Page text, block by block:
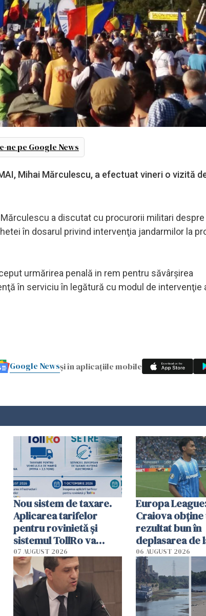
ne pe Google News
Mihai Mărculescu, a efectuat vineri o vizită
a discutat cu procurorii militari despre
în dosarul privind intervenţia jandarmilor la
urmărirea penală in rem pentru săvârşirea
în serviciu în legătură cu modul de intervenţie
Google Newsși în aplicațiile mobile
Nou sistem de taxare.
Aplicarea tarifelor
pentru rovinietă şi
sistemul TollRo va
începe la 1 octombrie
07 AUGUST 2026
Europa
Craiova obține
rezultat bun în
deplasarea de
06 AUGUST 2026